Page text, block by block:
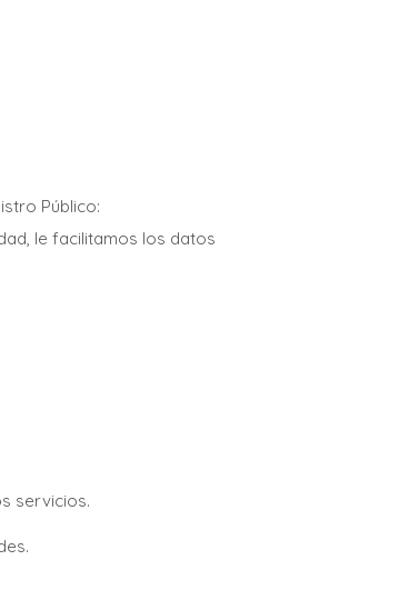
Público:
le facilitamos los datos
servicios.